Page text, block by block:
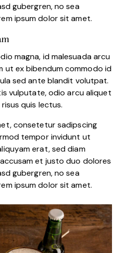
gubergren, no sea
ipsum dolor sit amet.
magna, id malesuada arcu
ut ex bibendum commodo id
sed ante blandit volutpat.
vulputate, odio arcu aliquet
quis lectus.
consetetur sadipscing
tempor invidunt ut
erat, sed diam
et justo duo dolores
gubergren, no sea
ipsum dolor sit amet.